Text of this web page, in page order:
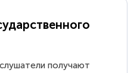
получают